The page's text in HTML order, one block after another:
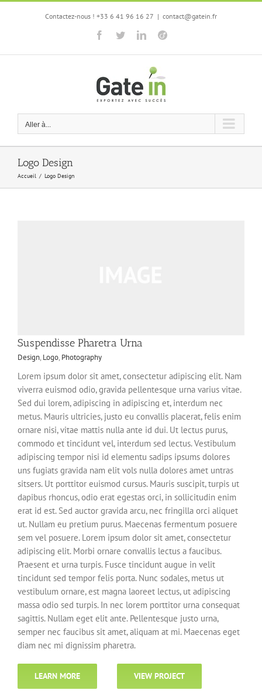
Contactez-nous ! +33 6 41 96 16 27 | contact@gatein.fr
Facebook
TwitterLinkedIn
Viadeo
Aller à...
Logo Design
Accueil / Logo Design
Suspendisse Pharetra Urna
Design, Logo, Photography
Lorem ipsum dolor sit amet, consectetur adipiscing elit. Nam
viverra euismod odio, gravida pellentesque urna varius vitae.
Sed dui lorem, adipiscing in adipiscing et, interdum nec
metus. Mauris ultricies, justo eu convallis placerat, felis enim
ornare nisi, vitae mattis nulla ante id dui. Ut lectus purus,
commodo et tincidunt vel, interdum sed lectus. Vestibulum
adipiscing tempor nisi id elementu sadips ipsums dolores
uns fugiats gravida nam elit vols nulla dolores amet untras
sitsers. Ut porttitor euismod cursus. Mauris suscipit, turpis ut
dapibus rhoncus, odio erat egestas orci, in sollicitudin enim
erat id est. Sed auctor gravida arcu, nec fringilla orci aliquet
ut. Nullam eu pretium purus. Maecenas fermentum posuere
sem vel posuere. Lorem ipsum dolor sit amet, consectetur
adipiscing elit. Morbi ornare convallis lectus a faucibus.
Praesent et urna turpis. Fusce tincidunt augue in velit
tincidunt sed tempor felis porta. Nunc sodales, metus ut
vestibulum ornare, est magna laoreet lectus, ut adipiscing
massa odio sed turpis. In nec lorem porttitor urna consequat
sagittis. Nullam eget elit ante. Pellentesque justo urna,
semper nec faucibus sit amet, aliquam at mi. Maecenas eget
diam nec mi dignissim pharetra.
LEARN MORE VIEW PROJECT